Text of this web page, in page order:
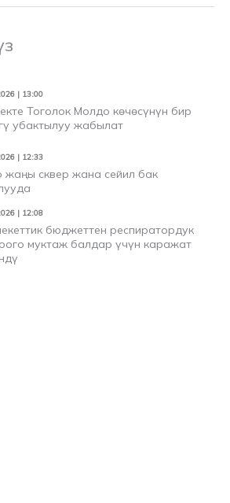
| 13:00
Тоголок Молдо көчөсүнүн бир
убактылуу жабылат
| 12:33
жаңы сквер жана сейил бак
| 12:08
бюджеттен респиратордук
муктаж балдар үчүн каражат